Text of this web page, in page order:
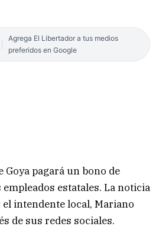
Agrega El Libertador a tus medios
preferidos en Google
Goya pagará un bono de
empleados estatales. La noticia
intendente local, Mariano
de sus redes sociales.